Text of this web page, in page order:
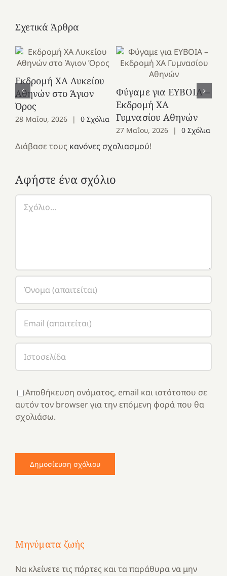
Σχετικά Άρθρα
Εκδρομή ΧΑ Λυκείου
Αθηνών στο Άγιον
Όρος
28 Μαΐου, 2026 | 0 Σχόλια
Φύγαμε για ΕΥΒΟΙΑ –
Εκδρομή ΧΑ
Γυμνασίου Αθηνών
27 Μαΐου, 2026 | 0 Σχόλια
Διάβασε τους κανόνες σχολιασμού!
Αφήστε ένα σχόλιο
Αποθήκευση ονόματος, email και ιστότοπου σε
αυτόν τον browser για την επόμενη φορά που θα
σχολιάσω.
Μηνύματα ζωής
Να κλείνετε τις πόρτες και τα παράθυρα να μην